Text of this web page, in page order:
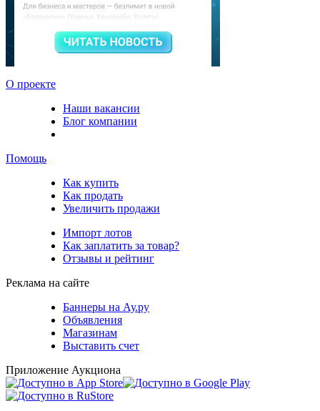
О проекте
Наши вакансии
Блог компании
Помощь
Как купить
Как продать
Увеличить продажи
Импорт лотов
Как заплатить за товар?
Отзывы и рейтинг
Реклама на сайте
Баннеры на Ау.ру
Объявления
Магазинам
Выставить счет
Приложение Аукциона